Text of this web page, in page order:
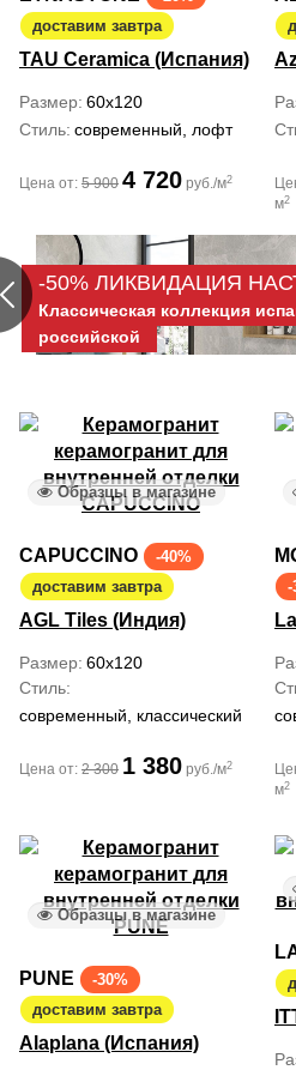
доставим завтра
TAU Ceramica (Испания)
Размер 60x120
Стиль современный, лофт
Цена от: 5 900 4 720 руб./м2
м2
-50% ЛИКВИДАЦИЯ
Классическая коллекция
российской
Образцы в магазине
CAPUCCINO
-40%
доставим завтра
AGL Tiles (Индия)
Размер 60x120
Стиль
современный, классический
Цена от: 2 300 1 380 руб./м2
-
м2
Образцы в магазине
PUNE
-30%
доставим завтра
Alaplana (Испания)